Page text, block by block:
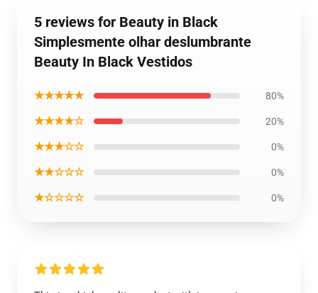
5 reviews for Beauty in Black
Simplesmente olhar deslumbrante
Beauty In Black Vestidos
★★★★★ 80%
★★★★☆ 20%
★★★☆☆ 0%
★★☆☆☆ 0%
★☆☆☆☆ 0%